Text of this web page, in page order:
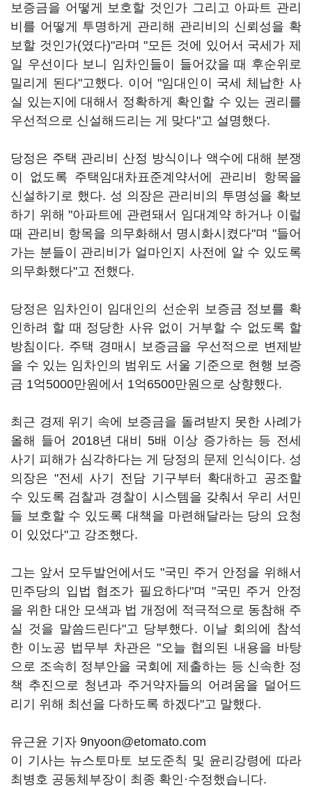
보증금을 어떻게 보호할 것인가 그리고 아파트 관리
비를 어떻게 투명하게 관리해 관리비의 신뢰성을 확
보할 것인가(였다)"라며 "모든 것에 있어서 국세가 제
일 우선이다 보니 임차인들이 들어갔을 때 후순위로
밀리게 된다"고했다. 이어 "임대인이 국세 체납한 사
실 있는지에 대해서 정확하게 확인할 수 있는 권리를
우선적으로 신설해드리는 게 맞다"고 설명했다.
당정은 주택 관리비 산정 방식이나 액수에 대해 분쟁
이 없도록 주택임대차표준계약서에 관리비 항목을
신설하기로 했다. 성 의장은 관리비의 투명성을 확보
하기 위해 "아파트에 관련돼서 임대계약 하거나 이럴
때 관리비 항목을 의무화해서 명시화시켰다"며 "들어
가는 분들이 관리비가 얼마인지 사전에 알 수 있도록
의무화했다"고 전했다.
당정은 임차인이 임대인의 선순위 보증금 정보를 확
인하려 할 때 정당한 사유 없이 거부할 수 없도록 할
방침이다. 주택 경매시 보증금을 우선적으로 변제받
을 수 있는 임차인의 범위도 서울 기준으로 현행 보증
금 1억5000만원에서 1억6500만원으로 상향했다.
최근 경제 위기 속에 보증금을 돌려받지 못한 사례가
올해 들어 2018년 대비 5배 이상 증가하는 등 전세
사기 피해가 심각하다는 게 당정의 문제 인식이다. 성
의장은 "전세 사기 전담 기구부터 확대하고 공조할
수 있도록 검찰과 경찰이 시스템을 갖춰서 우리 서민
들 보호할 수 있도록 대책을 마련해달라는 당의 요청
이 있었다"고 강조했다.
그는 앞서 모두발언에서도 "국민 주거 안정을 위해서
민주당의 입법 협조가 필요하다"며 "국민 주거 안정
을 위한 대안 모색과 법 개정에 적극적으로 동참해 주
실 것을 말씀드린다"고 당부했다. 이날 회의에 참석
한 이노공 법무부 차관은 "오늘 협의된 내용을 바탕
으로 조속히 정부안을 국회에 제출하는 등 신속한 정
책 추진으로 청년과 주거약자들의 어려움을 덜어드
리기 위해 최선을 다하도록 하겠다"고 말했다.
유근윤 기자 9nyoon@etomato.com
이 기사는 뉴스토마토 보도준칙 및 윤리강령에 따라
최병호 공동체부장이 최종 확인·수정했습니다.